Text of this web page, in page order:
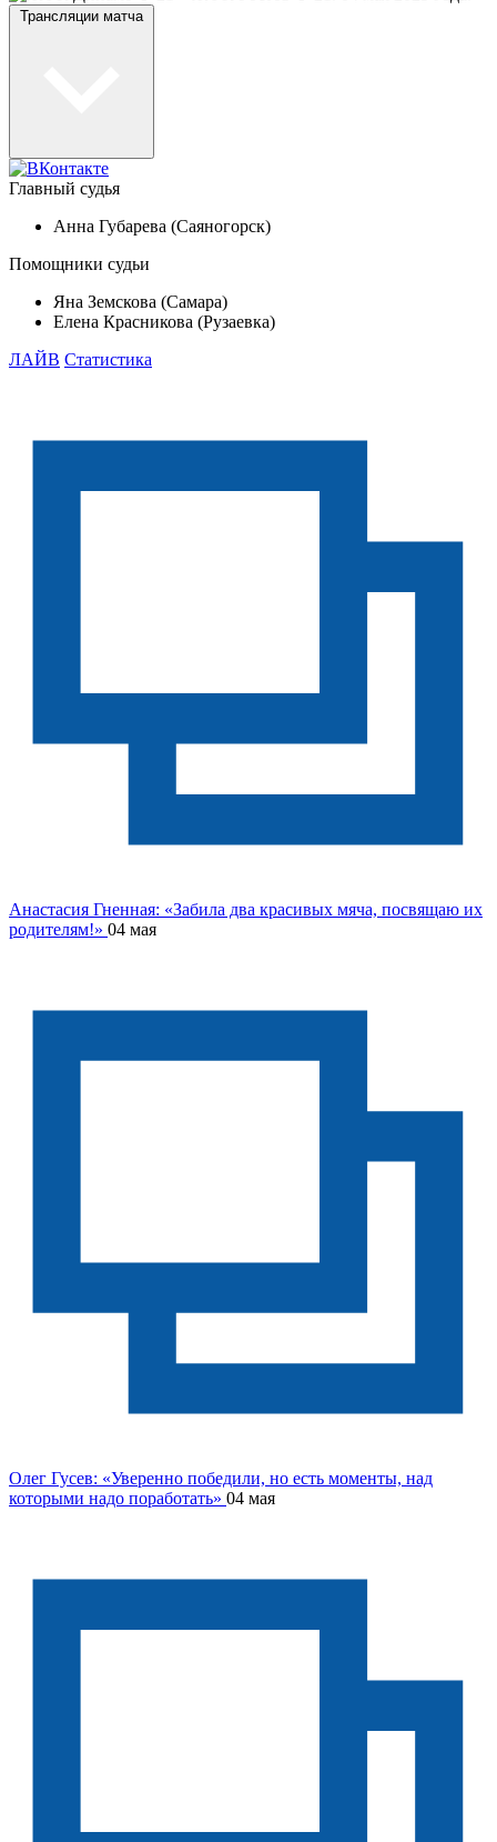
Трансляции матча
Главный судья
Анна Губарева (Саяногорск)
Помощники судьи
Яна Земскова (Самара)
Елена Красникова (Рузаевка)
ЛАЙВ Статистика
Анастасия Гненная: «Забила два красивых мяча, посвящаю их
родителям!» 04 мая
Олег Гусев: «Уверенно победили, но есть моменты, над
которыми надо поработать» 04 мая